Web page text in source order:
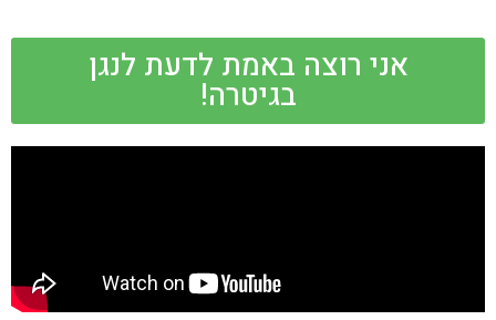
אני רוצה באמת לדעת לנגן
בגיטרה!